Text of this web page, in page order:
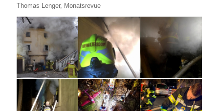
Thomas Lenger, Monatsrevue